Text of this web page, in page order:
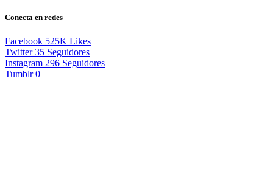
Conecta en redes
Facebook 525K Likes
Twitter 35 Seguidores
Instagram 296 Seguidores
Tumblr 0